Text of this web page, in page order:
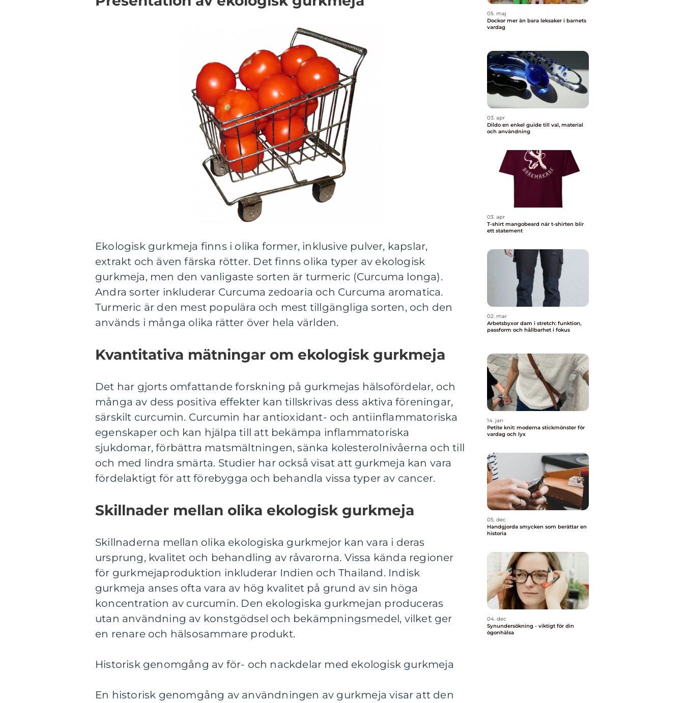
Ekologisk gurkmeja finns i olika former, inklusive pulver, kapslar,
extrakt och även färska rötter. Det finns olika typer av ekologisk
gurkmeja, men den vanligaste sorten är turmeric (Curcuma longa).
Andra sorter inkluderar Curcuma zedoaria och Curcuma aromatica.
Turmeric är den mest populära och mest tillgängliga sorten, och den
används i många olika rätter över hela världen.
Kvantitativa mätningar om ekologisk gurkmeja
Det har gjorts omfattande forskning på gurkmejas hälsofördelar, och
många av dess positiva effekter kan tillskrivas dess aktiva föreningar,
särskilt curcumin. Curcumin har antioxidant- och antiinflammatoriska
egenskaper och kan hjälpa till att bekämpa inflammatoriska
sjukdomar, förbättra matsmältningen, sänka kolesterolnivåerna och till
och med lindra smärta. Studier har också visat att gurkmeja kan vara
fördelaktigt för att förebygga och behandla vissa typer av cancer.
Skillnader mellan olika ekologisk gurkmeja
Skillnaderna mellan olika ekologiska gurkmejor kan vara i deras
ursprung, kvalitet och behandling av råvarorna. Vissa kända regioner
för gurkmejaproduktion inkluderar Indien och Thailand. Indisk
gurkmeja anses ofta vara av hög kvalitet på grund av sin höga
koncentration av curcumin. Den ekologiska gurkmejan produceras
utan användning av konstgödsel och bekämpningsmedel, vilket ger
en renare och hälsosammare produkt.
Historisk genomgång av för- och nackdelar med ekologisk gurkmeja
En historisk genomgång av användningen av gurkmeja visar att den
05. maj
Dockor mer än bara leksaker i barnets
vardag
03. apr
Dildo en enkel guide till val, material
och användning
03. apr
T-shirt mangobeard när t-shirten blir
ett statement
02. mar
Arbetsbyxor dam i stretch: funktion,
passform och hållbarhet i fokus
14. jan
Petite knit: moderna stickmönster för
vardag och lyx
05. dec
Handgjorda smycken som berättar en
historia
04. dec
Synundersökning - viktigt för din
ögonhälsa